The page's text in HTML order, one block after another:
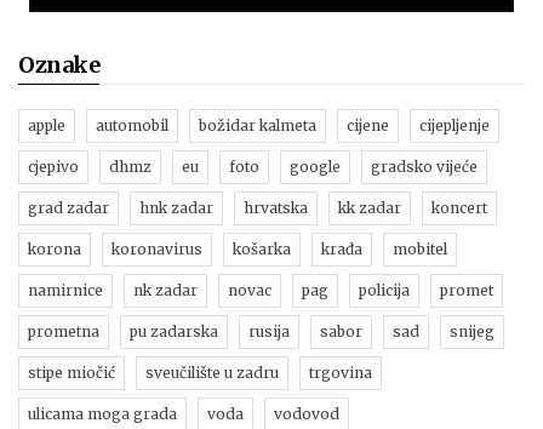
Oznake
apple automobil božidar kalmeta cijene cijepljenje
cjepivo dhmz eu foto google gradsko vijeće
grad zadar hnk zadar hrvatska kk zadar koncert
korona koronavirus košarka krađa mobitel
namirnice nk zadar novac pag policija promet
prometna pu zadarska rusija sabor sad snijeg
stipe miočić sveučilište u zadru trgovina
ulicama moga grada voda vodovod